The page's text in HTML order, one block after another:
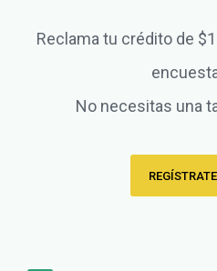
Reclama tu crédito de
No necesitas una